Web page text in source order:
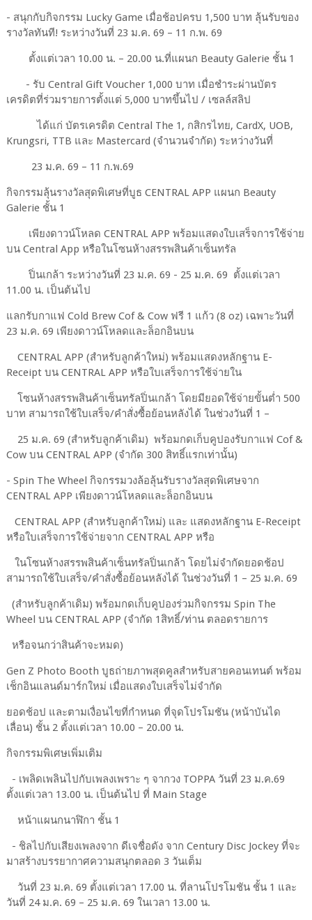
- สนุกกับกิจกรรม Lucky Game เมื่อช้อปครบ 1,500 บาท ลุ้นรับของ
รางวัลทันที! ระหว่างวันที่ 23 ม.ค. 69 – 11 ก.พ. 69
ตั้งแต่เวลา 10.00 น. – 20.00 น.ที่แผนก Beauty Galerie ชั้น 1
- รับ Central Gift Voucher 1,000 บาท เมื่อชำระผ่านบัตร
เครดิตที่ร่วมรายการตั้งแต่ 5,000 บาทขึ้นไป / เซลล์สลิป
ได้แก่ บัตรเครดิต Central The 1, กสิกรไทย, CardX, UOB,
Krungsri, TTB และ Mastercard (จำนวนจำกัด) ระหว่างวันที่
23 ม.ค. 69 – 11 ก.พ.69
กิจกรรมลุ้นรางวัลสุดพิเศษที่บูธ CENTRAL APP แผนก Beauty
Galerie ชั้น 1
เพียงดาวน์โหลด CENTRAL APP พร้อมแสดงใบเสร็จการใช้จ่าย
บน Central App หรือในโซนห้างสรรพสินค้าเซ็นทรัล
ปิ่นเกล้า ระหว่างวันที่ 23 ม.ค. 69 - 25 ม.ค. 69 ตั้งแต่เวลา
11.00 น. เป็นต้นไป
แลกรับกาแฟ Cold Brew Cof & Cow ฟรี 1 แก้ว (8 oz) เฉพาะวันที่
23 ม.ค. 69 เพียงดาวน์โหลดและล็อกอินบน
CENTRAL APP (สำหรับลูกค้าใหม่) พร้อมแสดงหลักฐาน E-
Receipt บน CENTRAL APP หรือใบเสร็จการใช้จ่ายใน
โซนห้างสรรพสินค้าเซ็นทรัลปิ่นเกล้า โดยมียอดใช้จ่ายขั้นต่ำ 500
บาท สามารถใช้ใบเสร็จ/คำสั่งซื้อย้อนหลังได้ ในช่วงวันที่ 1 –
25 ม.ค. 69 (สำหรับลูกค้าเดิม) พร้อมกดเก็บคูปองรับกาแฟ Cof &
Cow บน CENTRAL APP (จำกัด 300 สิทธิ์แรกเท่านั้น)
- Spin The Wheel กิจกรรมวงล้อลุ้นรับรางวัลสุดพิเศษจาก
CENTRAL APP เพียงดาวน์โหลดและล็อกอินบน
CENTRAL APP (สำหรับลูกค้าใหม่) และ แสดงหลักฐาน E-Receipt
หรือใบเสร็จการใช้จ่ายจาก CENTRAL APP หรือ
ในโซนห้างสรรพสินค้าเซ็นทรัลปิ่นเกล้า โดยไม่จำกัดยอดช้อป
สามารถใช้ใบเสร็จ/คำสั่งซื้อย้อนหลังได้ ในช่วงวันที่ 1 – 25 ม.ค. 69
(สำหรับลูกค้าเดิม) พร้อมกดเก็บคูปองร่วมกิจกรรม Spin The
Wheel บน CENTRAL APP (จำกัด 1สิทธิ์/ท่าน ตลอดรายการ
หรือจนกว่าสินค้าจะหมด)
Gen Z Photo Booth บูธถ่ายภาพสุดคูลสำหรับสายคอนเทนต์ พร้อม
เช็กอินแลนด์มาร์กใหม่ เมื่อแสดงใบเสร็จไม่จำกัด
ยอดช้อป และตามเงื่อนไขที่กำหนด ที่จุดโปรโมชัน (หน้าบันได
เลื่อน) ชั้น 2 ตั้งแต่เวลา 10.00 – 20.00 น.
กิจกรรมพิเศษเพิ่มเติม
- เพลิดเพลินไปกับเพลงเพราะ ๆ จากวง TOPPA วันที่ 23 ม.ค.69
ตั้งแต่เวลา 13.00 น. เป็นต้นไป ที่ Main Stage
หน้าแผนกนาฬิกา ชั้น 1
- ชิลไปกับเสียงเพลงจาก ดีเจชื่อดัง จาก Century Disc Jockey ที่จะ
มาสร้างบรรยากาศความสนุกตลอด 3 วันเต็ม
วันที่ 23 ม.ค. 69 ตั้งแต่เวลา 17.00 น. ที่ลานโปรโมชัน ชั้น 1 และ
วันที่ 24 ม.ค. 69 – 25 ม.ค. 69 ในเวลา 13.00 น.